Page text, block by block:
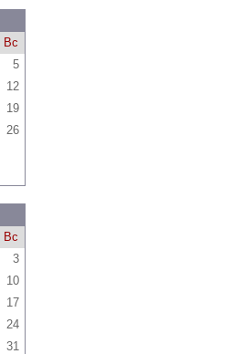
Вс
5
12
19
26
Вс
3
10
17
24
31